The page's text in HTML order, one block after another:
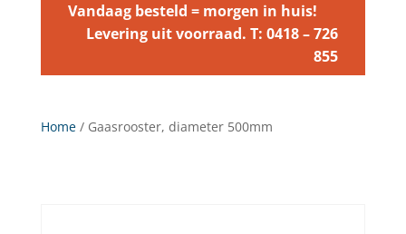
Vandaag besteld = morgen in huis!
Levering uit voorraad. T: 0418 – 726
855
Home/ Gaasrooster, diameter 500mm